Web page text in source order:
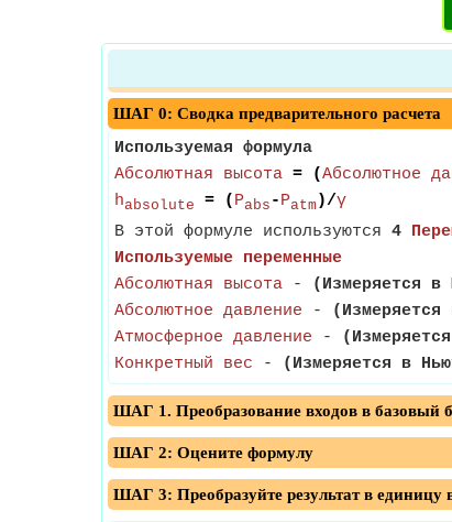
ШАГ 0: Сводка предварительного расчета
Используемая формула
Абсолютная высота = (Абсолютное
habsolute = ( Pabs -Patm )/γ
В этой формуле используются 4
Используемые переменные
Абсолютная высота - (Измеряется в
Абсолютное давление - (Измеряется
Атмосферное давление -
Конкретный вес - (Измеряется в
ШАГ 1. Преобразование входов в базовый
ШАГ 2: Оцените формулу
ШАГ 3: Преобразуйте результат в единицу